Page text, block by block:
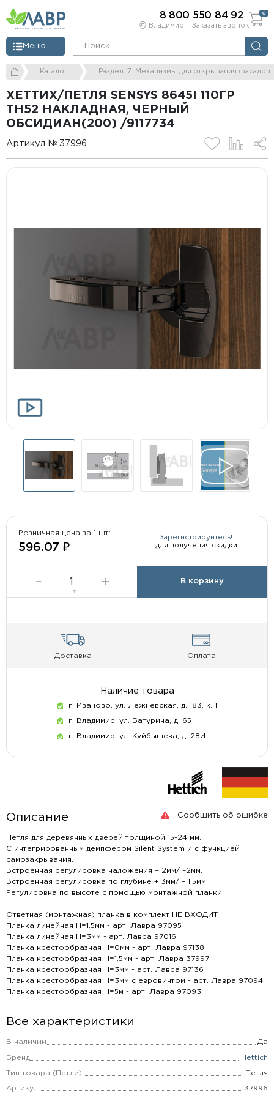
Владимир Заказать звонок
Меню
8 800 550 84 92 0
Каталог Раздел: 7. Механизмы для открывания фасадов
ХЕТТИХ/ПЕТЛЯ SENSYS 8645I 110ГР
TH52 НАКЛАДНАЯ, ЧЕРНЫЙ
ОБСИДИАН(200) /9117734
Артикул № 37996
Розничная цена за 1 шт:
596.07 ₽
Зарегистрируйтесь!
для получения скидки
шт
В корзину
Доставка Оплата
Наличие товара
г. Иваново, ул. Лежневская, д. 183, к. 1
г. Владимир, ул. Батурина, д. 65
г. Владимир, ул. Куйбышева, д. 28И
Сообщить об ошибке
Описание
Петля для деревянных дверей толщиной 15-24 мм.
С интегрированным демпфером Silent System и с функцией
самозакрывания.
Встроенная регулировка наложения + 2мм/ –2мм.
Встроенная регулировка по глубине + 3мм/ – 1,5мм.
Регулировка по высоте с помощью монтажной планки.
Ответная (монтажная) планка в комплект НЕ ВХОДИТ
Планка линейная Н=1,5мм - арт. Лавра 97095
Планка линейная Н=3мм - арт. Лавра 97016
Планка крестообразная Н=0мм - арт. Лавра 97138
Планка крестообразная Н=1,5мм - арт. Лавра 37997
Планка крестообразная Н=3мм - арт. Лавра 97136
Планка крестообразная Н=3мм с евровинтом - арт. Лавра 97094
Планка крестообразная Н=5м - арт. Лавра 97093
Все характеристики
В наличии Да
Бренд Hettich
Тип товара (Петли) Петля
Артикул 37996